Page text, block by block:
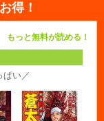
得！
もっと無料が読める！
ぱい／